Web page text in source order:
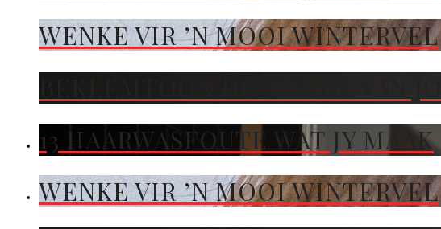
WENKE VIR ’N MOOI WINTERVEL
13 HAARWASFOUTE WAT JY MAAK
WENKE VIR ’N MOOI WINTERVEL